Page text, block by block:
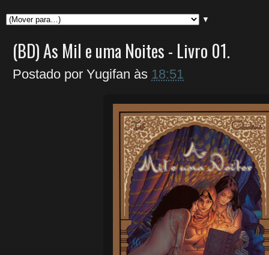
▼
(BD) As Mil e uma Noites - Livro 01.
Postado por Yugifan às 18:51